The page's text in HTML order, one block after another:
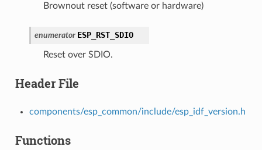
Brownout reset (software or hardware)
enumerator ESP_RST_SDIO
Reset over SDIO.
Header File
components/esp_common/include/esp_idf_version.h
Functions